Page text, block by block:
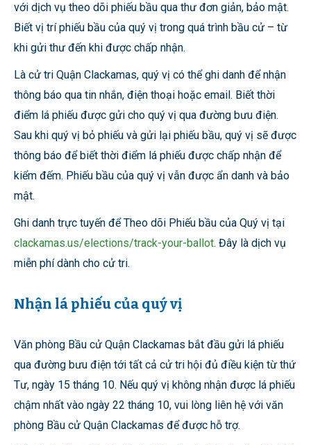
với dịch vụ theo dõi phiếu bầu qua thư đơn giản, bảo mật.
Biết vị trí phiếu bầu của quý vị trong quá trình bầu cử – từ
khi gửi thư đến khi được chấp nhận.
Là cử tri Quận Clackamas, quý vị có thể ghi danh để nhận
thông báo qua tin nhắn, điện thoại hoặc email. Biết thời
điểm lá phiếu được gửi cho quý vị qua đường bưu điện.
Sau khi quý vị bỏ phiếu và gửi lại phiếu bầu, quý vị sẽ được
thông báo để biết thời điểm lá phiếu được chấp nhận để
kiểm đếm. Phiếu bầu của quý vị vẫn được ẩn danh và bảo
mật.
Ghi danh trực tuyến để Theo dõi Phiếu bầu của Quý vị tại
clackamas.us/elections/track-your-ballot. Đây là dịch vụ
miễn phí dành cho cử tri.
Nhận lá phiếu của quý vị
Văn phòng Bầu cử Quận Clackamas bắt đầu gửi lá phiếu
qua đường bưu điện tới tất cả cử tri hội đủ điều kiện từ thứ
Tư, ngày 15 tháng 10. Nếu quý vị không nhận được lá phiếu
chậm nhất vào ngày 22 tháng 10, vui lòng liên hệ với văn
phòng Bầu cử Quận Clackamas để được hỗ trợ.